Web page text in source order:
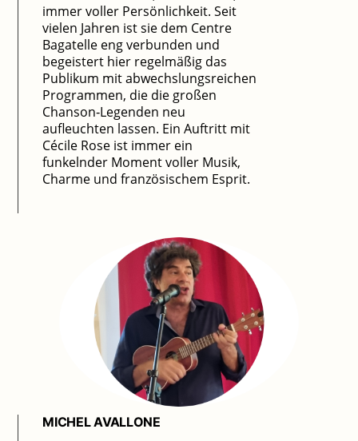
immer voller Persönlichkeit. Seit
vielen Jahren ist sie dem Centre
Bagatelle eng verbunden und
begeistert hier regelmäßig das
Publikum mit abwechslungsreichen
Programmen, die die großen
Chanson‑Legenden neu
aufleuchten lassen. Ein Auftritt mit
Cécile Rose ist immer ein
funkelnder Moment voller Musik,
Charme und französischem Esprit.
MICHEL AVALLONE